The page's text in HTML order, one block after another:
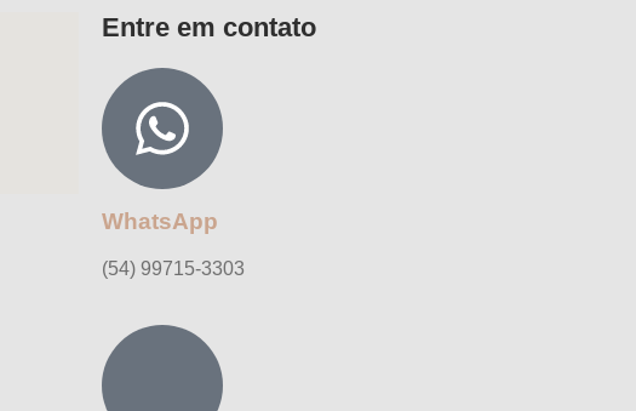
Entre em contato
WhatsApp
(54) 99715-3303